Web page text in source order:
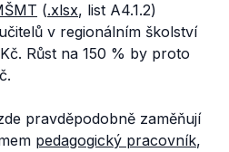
(.xlsx, list A4.1.2)
v regionálním školství
Růst na 150 % by proto
pravděpodobně zaměňují
pedagogický pracovník,